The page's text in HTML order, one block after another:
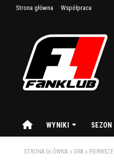
Strona główna Współpraca
WYNIKI
STRONA GŁÓWNA GRA